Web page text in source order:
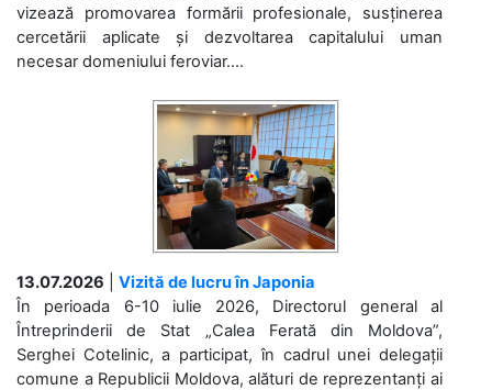
vizează promovarea formării profesionale, susținerea
cercetării aplicate și dezvoltarea capitalului uman
necesar domeniului feroviar....
13.07.2026
Vizită de lucru în Japonia
În perioada 6-10 iulie 2026, Directorul general al
Întreprinderii de Stat „Calea Ferată din Moldova”,
Serghei Cotelinic, a participat, în cadrul unei delegații
comune a Republicii Moldova, alături de reprezentanți ai